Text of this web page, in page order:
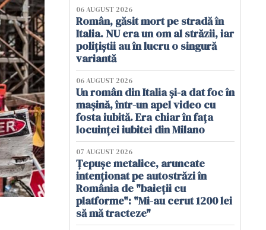
06 AUGUST 2026
Român, găsit mort pe stradă în
Italia. NU era un om al străzii, iar
polițiștii au în lucru o singură
variantă
06 AUGUST 2026
Un român din Italia și-a dat foc în
mașină, într-un apel video cu
fosta iubită. Era chiar în fața
locuinței iubitei din Milano
07 AUGUST 2026
Țepușe metalice, aruncate
intenționat pe autostrăzi în
România de "baieții cu
platforme": "Mi-au cerut 1200 lei
să mă tracteze"